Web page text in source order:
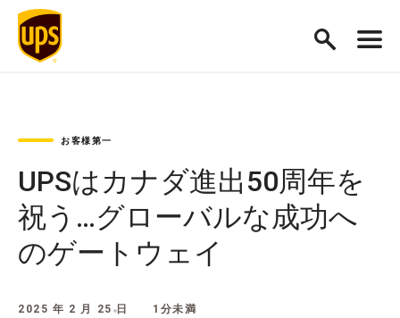
お客様第一
UPSはカナダ進出50周年を
祝う…グローバルな成功へ
のゲートウェイ
2025 年 2 月 25 日 1分未満